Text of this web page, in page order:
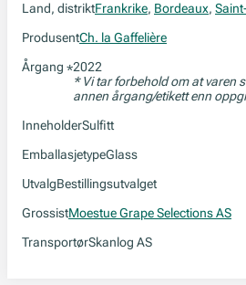
Land, distriktFrankrike, Bordeaux,
ProdusentCh. la Gaffelière
Årgang *2022
* Vi tar forbehold om at varen
annen årgang/etikett enn
InneholderSulfitt
EmballasjetypeGlass
UtvalgBestillingsutvalget
GrossistMoestue Grape Selections AS
TransportørSkanlog AS